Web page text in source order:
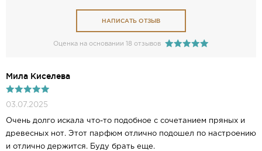
НАПИСАТЬ ОТЗЫВ
Оценка на основании 18 отзывов
Mила Киселева
03.07.2025
Очень долго искала что-то подобное с сочетанием пряных и
древесных нот. Этот парфюм отлично подошел по настроению
и отлично держится. Буду брать еще.